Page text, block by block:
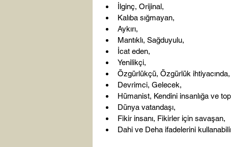
İlginç, Orijinal,
Kalıba sığmayan,
Aykırı,
Mantıklı, Sağduyulu,
İcat eden,
Yenilikçi,
Özgürlükçü, Özgürlük ihtiyacında,
Devrimci, Gelecek,
Hümanist, Kendini insanlığa ve
Dünya vatandaşı,
Fikir insanı, Fikirler için savaşan,
Dahi ve Deha ifadelerini